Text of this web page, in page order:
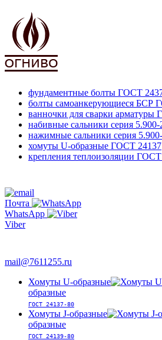
фундаментные болты ГОСТ
болты самоанкерующиеся БСР
ванночки для сварки арматуры
набивные сальники серия 5.900-
нажимные сальники серия
хомуты U-образные ГОСТ 24137
крепления теплоизоляции ГОСТ
Почта
WhatsApp
Viber
mail@7611255.ru
Хомуты U-образные
образные
ГОСТ 24137-80
Хомуты J-образные
образные
ГОСТ 24139-80